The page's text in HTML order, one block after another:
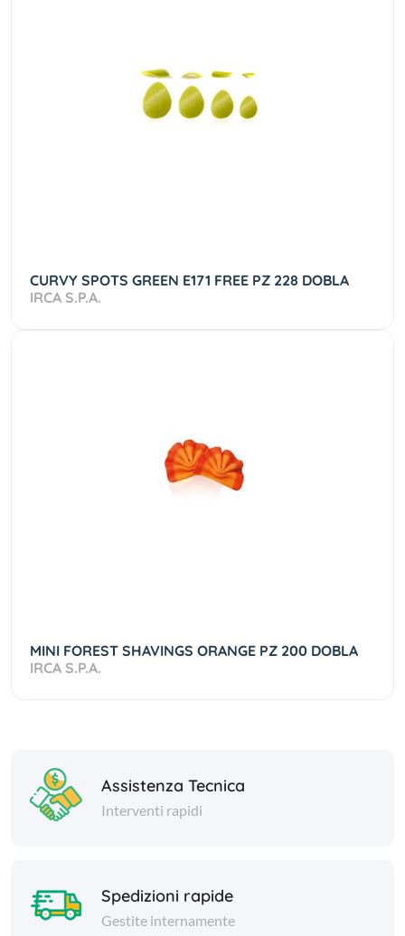
CURVY SPOTS GREEN E171 FREE PZ 228 DOBLA
IRCA S.P.A.
MINI FOREST SHAVINGS ORANGE PZ 200 DOBLA
IRCA S.P.A.
Assistenza Tecnica
Interventi rapidi
Spedizioni rapide
Gestite internamente